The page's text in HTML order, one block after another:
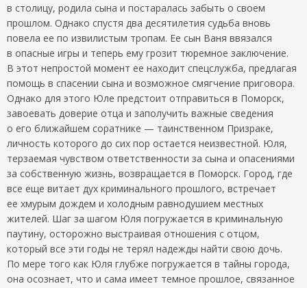
в столицу, родила сына и постаралась забыть о своем
прошлом. Однако спустя два десятилетия судьба вновь
повела ее по извилистым тропам. Ее сын Ваня ввязался
в опасные игры и теперь ему грозит тюремное заключение.
В этот непростой момент ее находит спецслужба, предлагая
помощь в спасении сына и возможное смягчение приговора.
Однако для этого Юле предстоит отправиться в Поморск,
завоевать доверие отца и заполучить важные сведения
о его ближайшем соратнике — таинственном Призраке,
личность которого до сих пор остается неизвестной. Юля,
терзаемая чувством ответственности за сына и опасениями
за собственную жизнь, возвращается в Поморск. Город, где
все еще витает дух криминального прошлого, встречает
ее хмурым дождем и холодным равнодушием местных
жителей. Шаг за шагом Юля погружается в криминальную
паутину, осторожно выстраивая отношения с отцом,
который все эти годы не терял надежды найти свою дочь.
По мере того как Юля глубже погружается в тайны города,
она осознает, что и сама имеет темное прошлое, связанное